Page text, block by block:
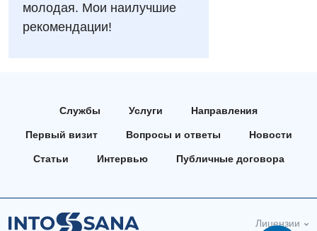
Акушерство и гинекология
Гастроэнтерология
Скорая медицинская помощь
Эндоскопическое отделение
Русский
молодая. Мои наилучшие
рекомендации!
Службы Услуги Направления
Первый визит Вопросы и ответы Новости
Статьи Интервью Публичные договора
Лицензии